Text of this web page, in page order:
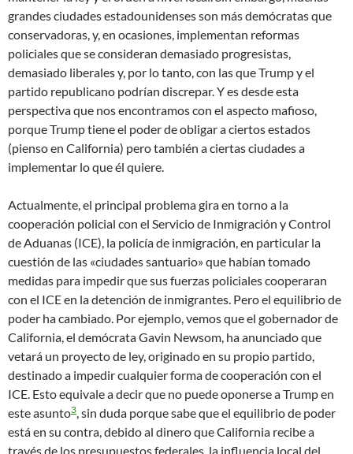
grandes ciudades estadounidenses son más demócratas que
conservadoras, y, en ocasiones, implementan reformas
policiales que se consideran demasiado progresistas,
demasiado liberales y, por lo tanto, con las que Trump y el
partido republicano podrían discrepar. Y es desde esta
perspectiva que nos encontramos con el aspecto mafioso,
porque Trump tiene el poder de obligar a ciertos estados
(pienso en California) pero también a ciertas ciudades a
implementar lo que él quiere.
Actualmente, el principal problema gira en torno a la
cooperación policial con el Servicio de Inmigración y Control
de Aduanas (ICE), la policía de inmigración, en particular la
cuestión de las «ciudades santuario» que habían tomado
medidas para impedir que sus fuerzas policiales cooperaran
con el ICE en la detención de inmigrantes. Pero el equilibrio de
poder ha cambiado. Por ejemplo, vemos que el gobernador de
California, el demócrata Gavin Newsom, ha anunciado que
vetará un proyecto de ley, originado en su propio partido,
destinado a impedir cualquier forma de cooperación con el
ICE. Esto equivale a decir que no puede oponerse a Trump en
este asunto3, sin duda porque sabe que el equilibrio de poder
está en su contra, debido al dinero que California recibe a
través de los presupuestos federales, la influencia local del